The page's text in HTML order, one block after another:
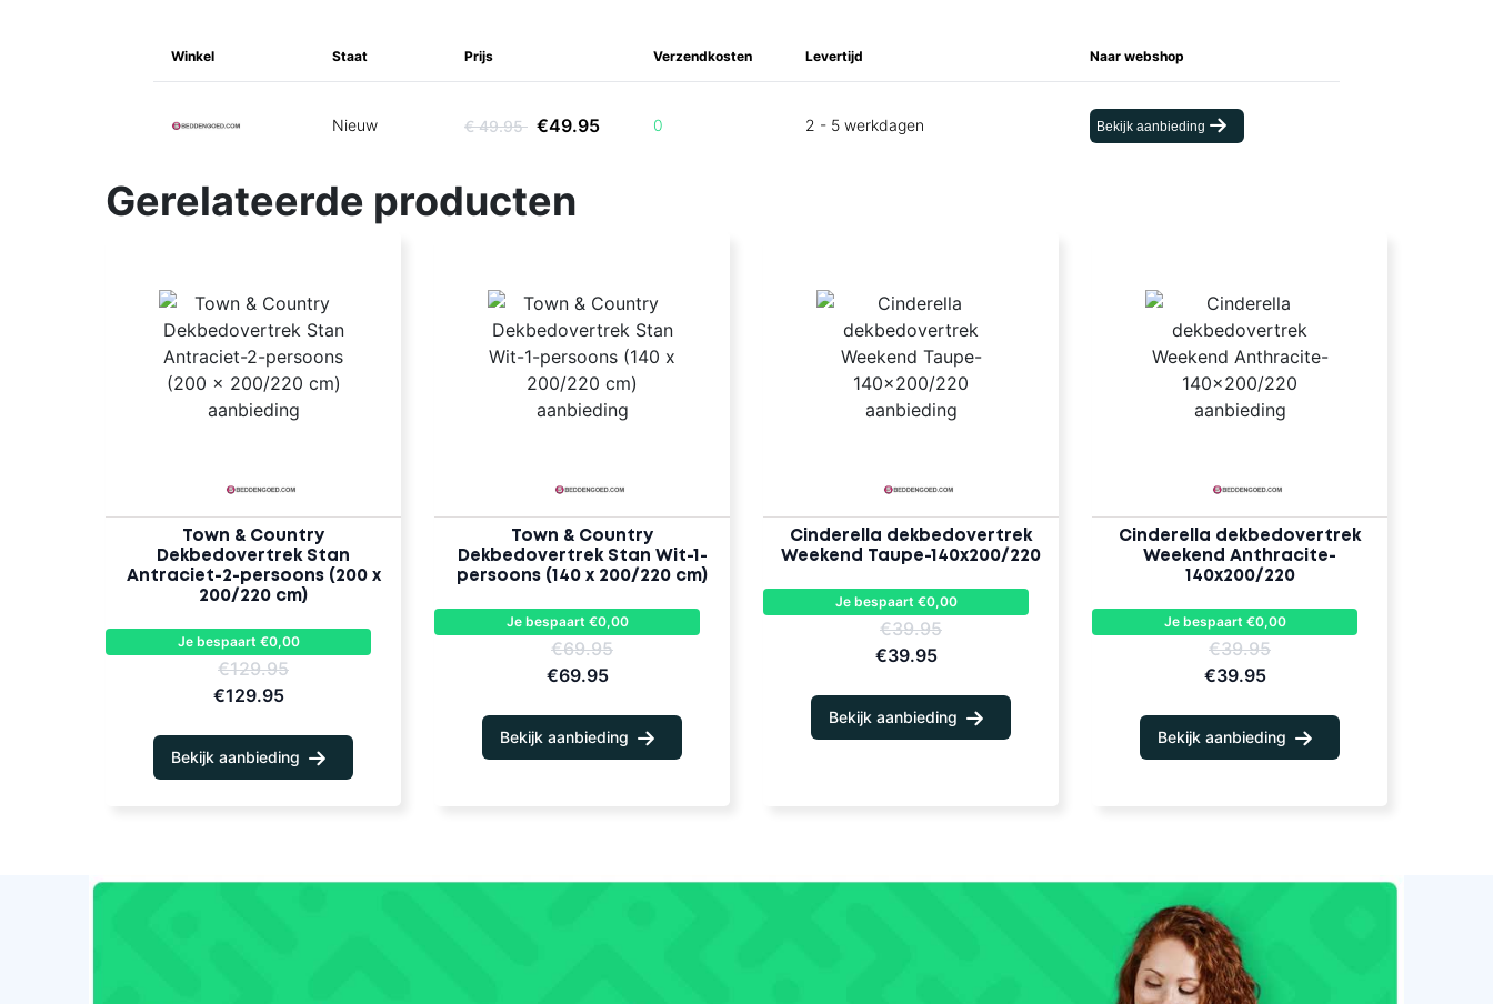
Winkel Staat Prijs Verzendkosten Levertijd Naar webshop
Nieuw € 49.95 €49.95 0 2 - 5 werkdagen Bekijk aanbieding
Gerelateerde producten
Town & Country
Dekbedovertrek Stan
Antraciet-2-persoons (200 x
200/220 cm)
Je bespaart €0,00
€129.95
€129.95
Bekijk aanbieding
Town & Country
Dekbedovertrek Stan Wit-1-
persoons (140 x 200/220 cm)
Je bespaart €0,00
€69.95
€69.95
Bekijk aanbieding
Cinderella dekbedovertrek
Weekend Taupe-140x200/220
Je bespaart €0,00
€39.95
€39.95
Bekijk aanbieding
Cinderella dekbedovertrek
Weekend Anthracite-
140x200/220
Je bespaart €0,00
€39.95
€39.95
Bekijk aanbieding